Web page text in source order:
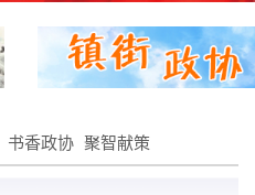
书香政协 聚智献策